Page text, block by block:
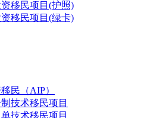
移民项目(护照)
移民项目(绿卡)
民（AIP）
技术移民项目
技术移民项目